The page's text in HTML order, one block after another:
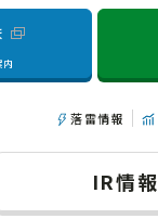
内
落雷情報
IR情報